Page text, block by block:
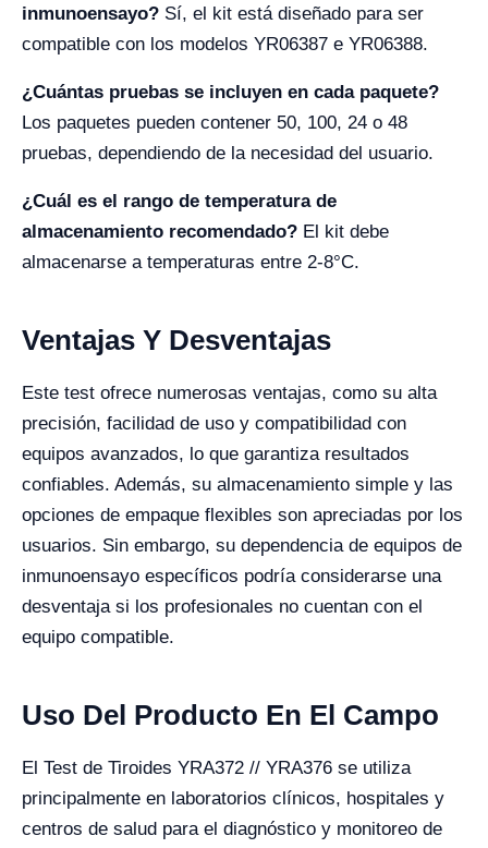
inmunoensayo? Sí, el kit está diseñado para ser
compatible con los modelos YR06387 e YR06388.
¿Cuántas pruebas se incluyen en cada paquete?
Los paquetes pueden contener 50, 100, 24 o 48
pruebas, dependiendo de la necesidad del usuario.
¿Cuál es el rango de temperatura de
almacenamiento recomendado? El kit debe
almacenarse a temperaturas entre 2-8°C.
Ventajas Y Desventajas
Este test ofrece numerosas ventajas, como su alta
precisión, facilidad de uso y compatibilidad con
equipos avanzados, lo que garantiza resultados
confiables. Además, su almacenamiento simple y las
opciones de empaque flexibles son apreciadas por los
usuarios. Sin embargo, su dependencia de equipos de
inmunoensayo específicos podría considerarse una
desventaja si los profesionales no cuentan con el
equipo compatible.
Uso Del Producto En El Campo
El Test de Tiroides YRA372 // YRA376 se utiliza
principalmente en laboratorios clínicos, hospitales y
centros de salud para el diagnóstico y monitoreo de